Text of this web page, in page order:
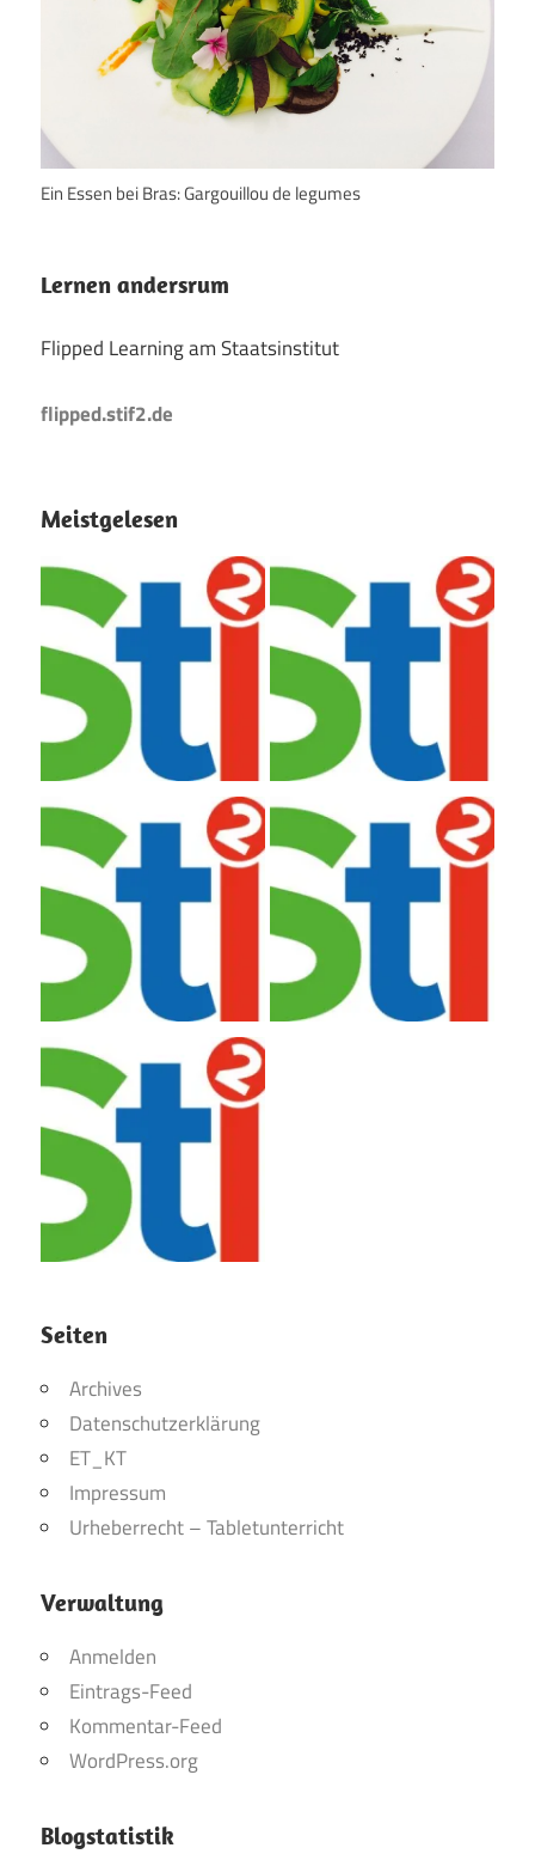
Ein Essen bei Bras: Gargouillou de legumes
Lernen andersrum
Flipped Learning am Staatsinstitut
flipped.stif2.de
Meistgelesen
Seiten
Archives
Datenschutzerklärung
ET_KT
Impressum
Urheberrecht – Tabletunterricht
Verwaltung
Anmelden
Eintrags-Feed
Kommentar-Feed
WordPress.org
Blogstatistik